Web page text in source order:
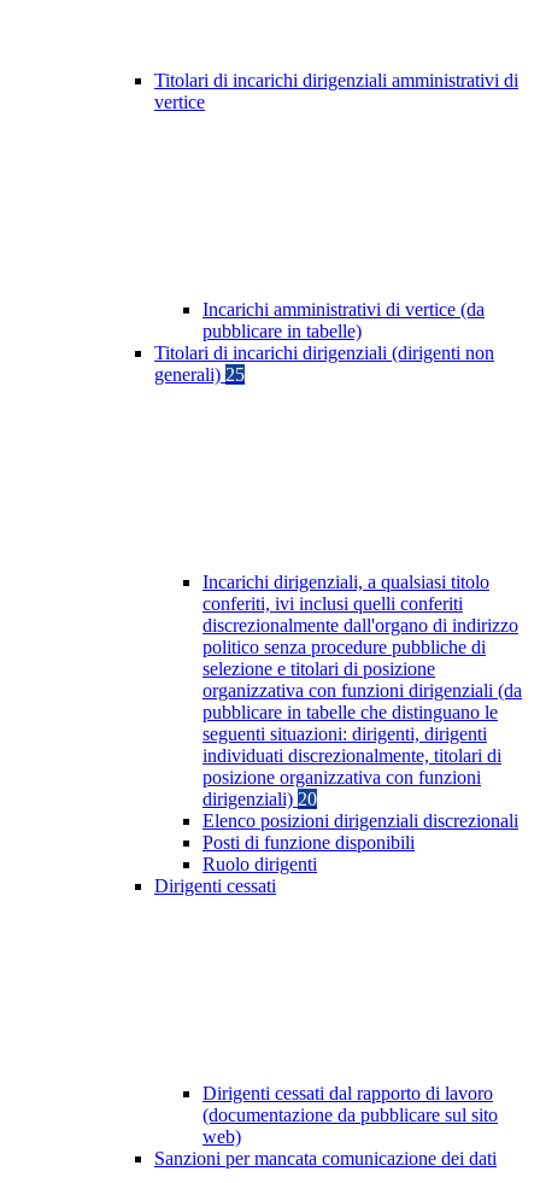
Titolari di incarichi dirigenziali amministrativi di
vertice
Incarichi amministrativi di vertice (da
pubblicare in tabelle)
Titolari di incarichi dirigenziali (dirigenti non
generali) 25
Incarichi dirigenziali, a qualsiasi titolo
conferiti, ivi inclusi quelli conferiti
discrezionalmente dall'organo di indirizzo
politico senza procedure pubbliche di
selezione e titolari di posizione
organizzativa con funzioni dirigenziali (da
pubblicare in tabelle che distinguano le
seguenti situazioni: dirigenti, dirigenti
individuati discrezionalmente, titolari di
posizione organizzativa con funzioni
dirigenziali) 20
Elenco posizioni dirigenziali discrezionali
Posti di funzione disponibili
Ruolo dirigenti
Dirigenti cessati
Dirigenti cessati dal rapporto di lavoro
(documentazione da pubblicare sul sito
web)
Sanzioni per mancata comunicazione dei dati